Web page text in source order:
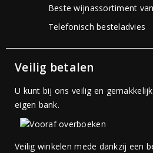
Beste wijnassortiment
Telefonisch besteladvies
Veilig betalen
U kunt bij ons veilig en
eigen bank.
Veilig winkelen mede dankzij een